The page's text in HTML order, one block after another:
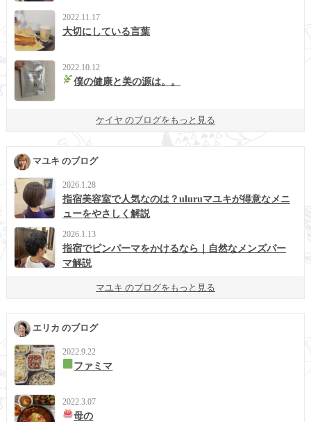
2022.11.17
大切にしている言葉
2022.10.12
僕の健康と美の源は。。
ケイヤ のブログをもっと見る
マユキ のブログ
2026.1.28
指宿美容室で人気なのは？uluruマユキが得意なメニ
ューをやさしく解説
2026.1.13
指宿でピンパーマをかけるなら｜自然なメンズパー
マ解説
マユキ のブログをもっと見る
エリカ のブログ
2022.9.22
ファミマ
2022.3.07
母の